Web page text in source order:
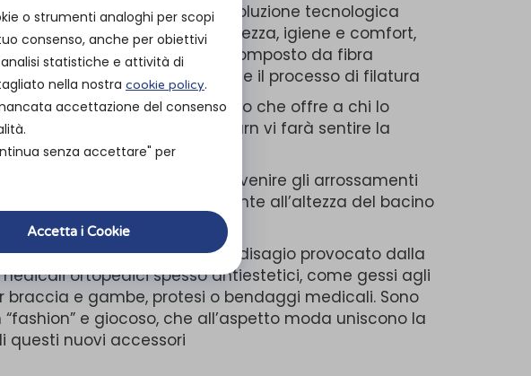
Q-SKIN by Fulgar è una soluzione tecnologica
batteri assicurando freschezza, igiene e comfort,
equilibrio della pelle. È composto da fibra
direttamente inseriti durante il processo di filatura
un filato innovativo che offre a chi lo
isolante, traspirante, Dryarn vi farà sentire la
tubolare è pensata per prevenire gli arrossamenti
busto (localizzati genericamente all’altezza del bacino
per superare il senso di disagio provocato dalla
ortopedici spesso antiestetici, come gessi agli
braccia e gambe, protesi o bendaggi medicali. Sono
e giocoso, che all’aspetto moda uniscono la
questi nuovi accessori
o strumenti analoghi per scopi
consenso, anche per obiettivi
statistiche e attività di
nella nostra cookie policy.
accettazione del consenso
senza accettare" per
Accetta i Cookie